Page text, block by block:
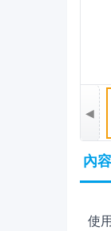
◀
內
使